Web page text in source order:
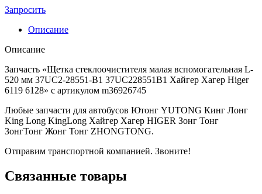
Запросить
Описание
Описание
Запчасть «Щетка стеклоочистителя малая вспомогательная L-
520 мм 37UC2-28551-B1 37UC228551B1 Хайгер Хагер Higer
6119 6128» с артикулом m36926745
Любые запчасти для автобусов Ютонг YUTONG Кинг Лонг
King Long KingLong Хайгер Хагер HIGER Зонг Тонг
ЗонгТонг Жонг Тонг ZHONGTONG.
Отправим транспортной компанией. Звоните!
Связанные товары